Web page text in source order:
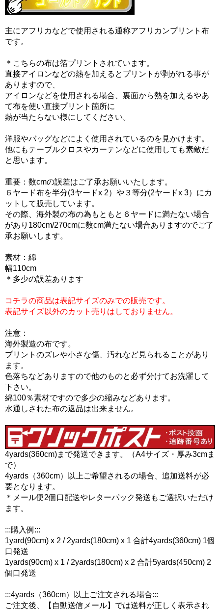
主にアフリカなどで使用される通称アフリカンプリント布
です。
＊こちらの布は箔プリントされています。
直接アイロンなどの熱を加えるとプリントが剥がれる事が
ありますので、
アイロンなどを使用される場合、裏面から熱を加えるやあ
て布を使い直接プリント箇所に
熱が当たらない様にしてください。
洋服やバッグなどによく使用されているのを見かけます。
他にもテーブルクロスやカーテンなどに使用しても素敵だ
と思います。
重要：数cmの誤差はご了承お願いいたします。
６ヤード布を半分(3ヤードx 2）や３等分(2ヤードx 3）にカ
ットして販売しています。
その際、海外製の布の為もともと６ヤードに満たない場合
があり180cm/270cmに数cm満たない場合ありますのでご了
承お願いします。
素材：綿
幅110cm
＊多少の誤差あります
コチラの商品は表記サイズのみでの販売です。
表記サイズ以外のカット売りはしておりません。
注意：
海外製造の布です。
プリントのズレや小さな傷、汚れなど見られることがあり
ます。
色落ちなどありますので他のものと必ず分けてお洗濯して
下さい。
綿100％素材ですので多少の縮みなどあります。
水通しされた布の返品は出来ません。
4yards(360cm)まで発送できます。（A4サイズ・厚み3cmま
で）
4yards（360cm）以上ご希望されるの場合、追加送料が必
要となります。
＊メール便2個口配送やレターパック発送もご選択いただけ
ます。
:::購入例:::
1yard(90cm) x 2 / 2yards(180cm) x 1 合計4yards(360cm) 1個
口発送
1yards(90cm) x 1 / 2yards(180cm) x 2 合計5yards(450cm) 2
個口発送
:::4yards（360cm）以上ご注文される場合:::
ご注文後、【自動送信メール】では送料が正しく表示され